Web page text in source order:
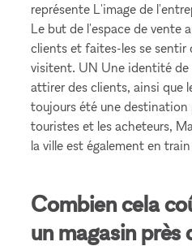
représente L'image de
Le but de l'espace de vente
clients et faites-les se sentir
visitent. UN Une identité de
attirer des clients, ainsi que
toujours été une destination
touristes et les acheteurs,
la ville est également en
Combien cela
un magasin près